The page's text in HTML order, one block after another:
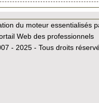
du moteur essentialisés
Web des professionnels
- 2025 - Tous droits